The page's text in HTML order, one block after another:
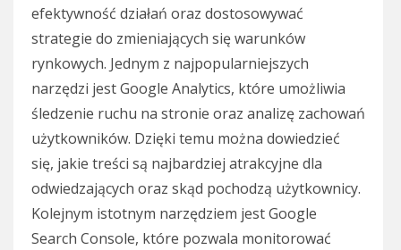
efektywność działań oraz dostosowywać
strategie do zmieniających się warunków
rynkowych. Jednym z najpopularniejszych
narzędzi jest Google Analytics, które umożliwia
śledzenie ruchu na stronie oraz analizę zachowań
użytkowników. Dzięki temu można dowiedzieć
się, jakie treści są najbardziej atrakcyjne dla
odwiedzających oraz skąd pochodzą użytkownicy.
Kolejnym istotnym narzędziem jest Google
Search Console, które pozwala monitorować